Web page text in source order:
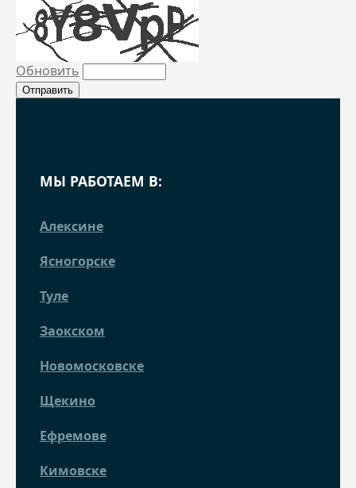
Обновить
МЫ РАБОТАЕМ В:
Алексине
Ясногорске
Туле
Заокском
Новомосковске
Щекино
Ефремове
Кимовске